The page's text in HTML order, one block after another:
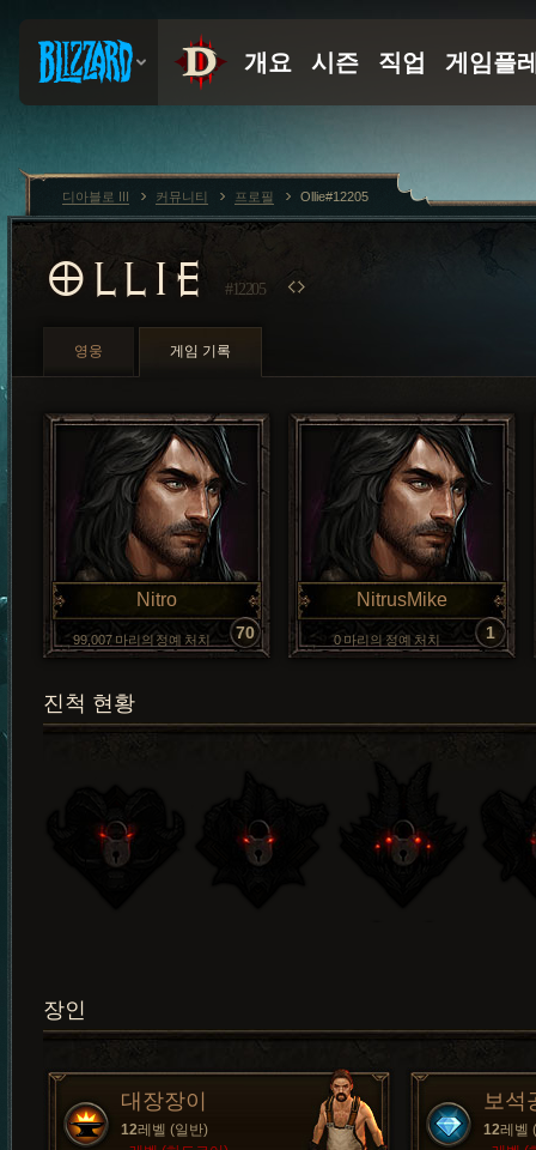
OLLIE #12205
영웅 게임 기록
Nitro
99,007 마리의 정예 처치 70
NitrusMike
0 마리의 정예 처치 1
진척 현황
장인
대장장이
12레벨 (일반)
보석
12레벨
디아블로 III 커뮤니티 프로필 Ollie#12205